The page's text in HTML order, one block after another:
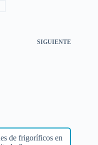
SIGUIENTE